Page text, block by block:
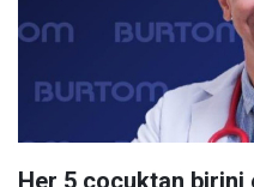
Her 5 çocuktan birini